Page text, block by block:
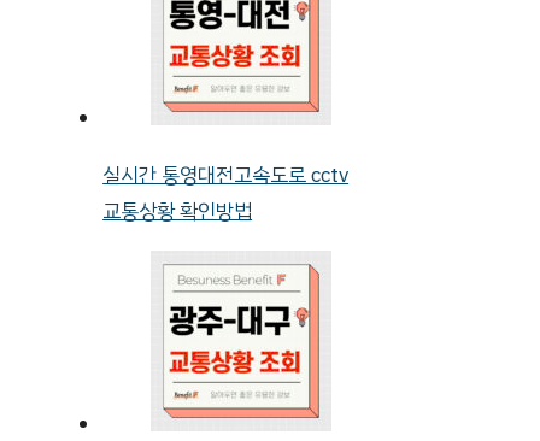
실시간 통영대전고속도로 cctv
교통상황 확인방법